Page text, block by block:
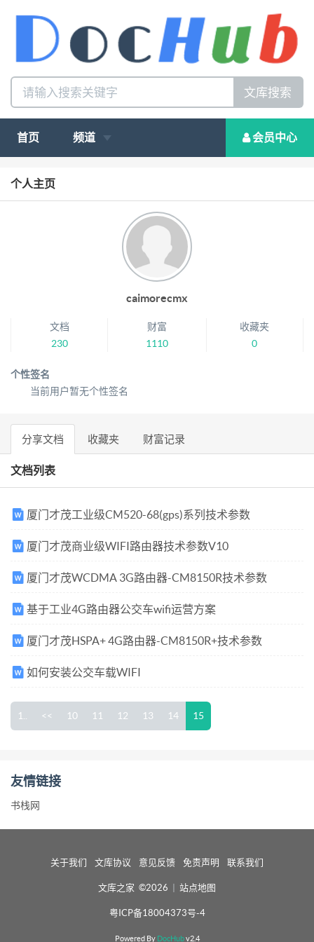
文库搜索
首页 频道 会员中心
个人主页
caimorecmx
文档
230
财富
1110
收藏夹
0
个性签名
当前用户暂无个性签名
分享文档 收藏夹 财富记录
文档列表
厦门才茂工业级CM520-68(gps)系列技术参数
厦门才茂商业级WIFI路由器技术参数V10
厦门才茂WCDMA 3G路由器-CM8150R技术参数
基于工业4G路由器公交车wifi运营方案
厦门才茂HSPA+ 4G路由器-CM8150R+技术参数
如何安装公交车载WIFI
1.. << 10 11 12 13 14 15
友情链接
书栈网
关于我们 文库协议 意见反馈 免责声明 联系我们
文库之家 ©2026 | 站点地图
粤ICP备18004373号-4
Powered By DocHubv2.4